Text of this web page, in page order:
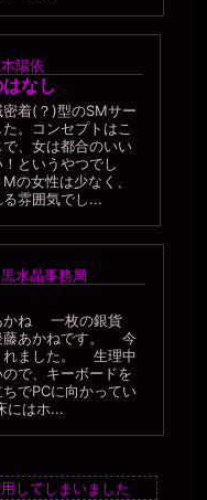
陽依
なし
着(？)型のSMサー
。コンセプトはこ
、女は都合のいい
というやつでし
の女性は少なく、
雰囲気でし...
黒水晶事務局
かね 一枚の銀貨
藤あかねです。 今
れました。 生理中
で、キーボードを
でPCに向かってい
はホ...
してしまいました